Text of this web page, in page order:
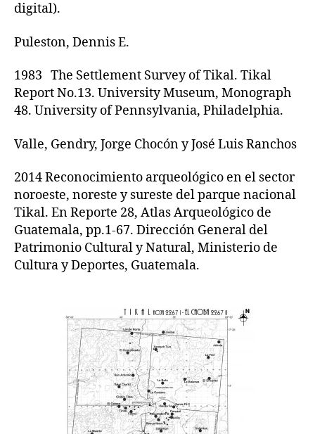
digital).
Puleston, Dennis E.
1983 The Settlement Survey of Tikal. Tikal
Report No.13. University Museum, Monograph
48. University of Pennsylvania, Philadelphia.
Valle, Gendry, Jorge Chocón y José Luis Ranchos
2014 Reconocimiento arqueológico en el sector
noroeste, noreste y sureste del parque nacional
Tikal. En Reporte 28, Atlas Arqueológico de
Guatemala, pp.1-67. Dirección General del
Patrimonio Cultural y Natural, Ministerio de
Cultura y Deportes, Guatemala.